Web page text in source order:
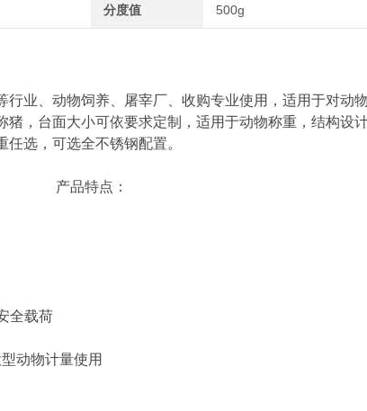
分度值 500g
业、动物饲养、屠宰厂、收购专业使用，适用于对动
，台面大小可依要求定制，适用于动物称重，结构设
选，可选全不锈钢配置。
产品特点：
全载荷
动物计量使用